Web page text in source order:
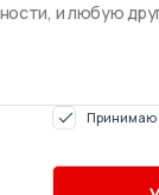
Принимаю